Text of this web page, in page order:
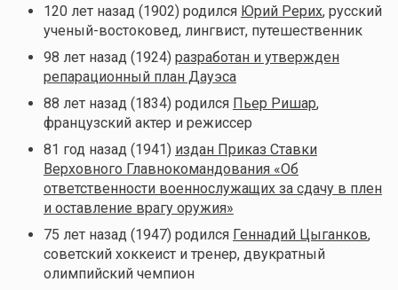
120 лет назад (1902) родился Юрий Рерих, русский
ученый-востоковед, лингвист, путешественник
98 лет назад (1924) разработан и утвержден
репарационный план Дауэса
88 лет назад (1834) родился Пьер Ришар,
французский актер и режиссер
81 год назад (1941) издан Приказ Ставки
Верховного Главнокомандования «Об
ответственности военнослужащих за сдачу в плен
и оставление врагу оружия»
75 лет назад (1947) родился Геннадий Цыганков,
советский хоккеист и тренер, двукратный
олимпийский чемпион